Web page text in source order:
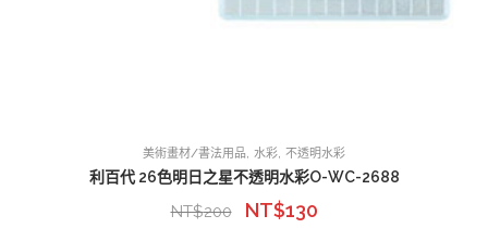
美術畫材/書法用品 水彩 不透明水彩
利百代 26色明日之星不透明水彩O-WC-2688
NT$200 NT$130